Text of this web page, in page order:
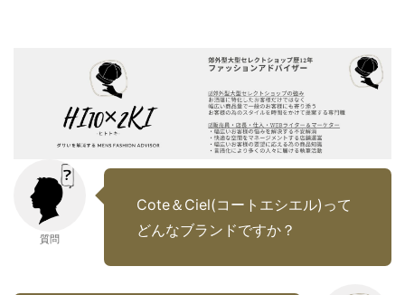
質問
Cote＆Ciel(コートエシエル)って
どんなブランドですか？